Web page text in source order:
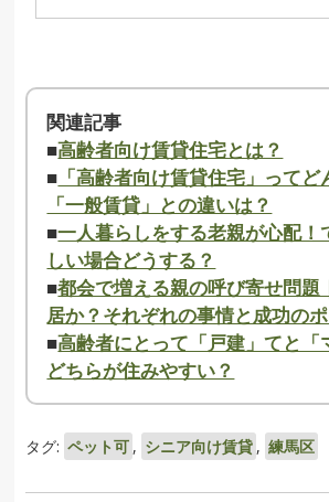
関連記事
■高齢者向け賃貸住宅とは？
■ 「高齢者向け賃貸住宅」ってど
「一般賃貸」との違いは？
■一人暮らしをする老親が心配！
しい場合どうする？
■都会で増える親の呼び寄せ問題
居か？それぞれの事情と成功の
■高齢者にとって「戸建」てと「
どちらが住みやすい？
タグ: ペット可 , シニア向け賃貸 , 練馬区